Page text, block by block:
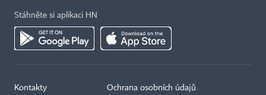
Stáhněte si aplikaci HN
Kontakty Ochrana osobních údajů